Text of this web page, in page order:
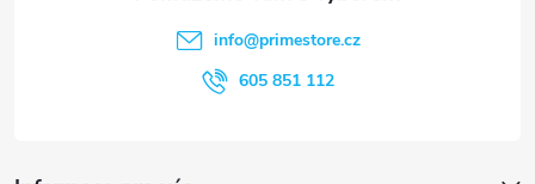
info@primestore.cz
605 851 112